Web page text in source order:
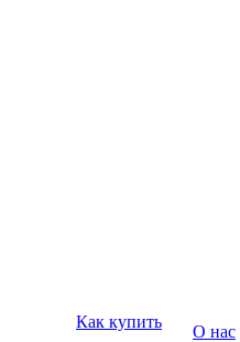
Как купить
О нас